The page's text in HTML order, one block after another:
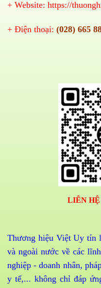
+ Website: https://
+ Điện thoại: (028) 665
LIÊN HỆ
Thương hiệu Việt Uy tín
và ngoài nước về các
nghiệp - doanh nhân,
y tế,... không chỉ đáp